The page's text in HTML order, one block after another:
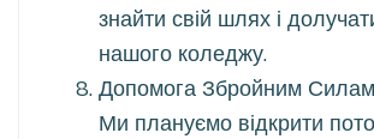
знайти свій шлях і
нашого коледжу.
Допомога Збройним Силам
Ми плануємо відкрити